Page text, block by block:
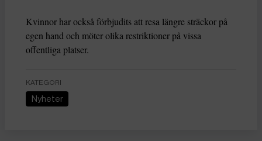
Kvinnor har också förbjudits att resa längre sträckor på
egen hand och möter olika restriktioner på vissa
offentliga platser.
KATEGORI
Nyheter